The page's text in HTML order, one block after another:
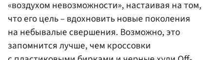
«воздухом невозможности», настаивая на том,
что его цель – вдохновить новые поколения
на небывалые свершения. Возможно, это
запомнится лучше, чем кроссовки